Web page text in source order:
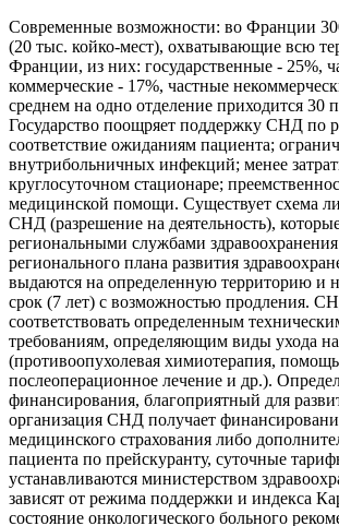
Современные возможности: во Франции
(20 тыс. койко-мест), охватывающие всю
Франции, из них: государственные - 25%,
коммерческие - 17%, частные
среднем на одно отделение приходится 30
Государство поощряет поддержку СНД по
соответствие ожиданиям пациента;
внутрибольничных инфекций; менее
круглосуточном стационаре;
медицинской помощи. Существует схема
СНД (разрешение на деятельность),
региональными службами
регионального плана развития
выдаются на определенную территорию и
срок (7 лет) с возможностью продления.
соответствовать определенным
требованиям, определяющим виды ухода
(противоопухолевая химиотерапия,
послеоперационное лечение и др.).
финансирования, благоприятный для
организация СНД получает
медицинского страхования либо
пациента по прейскуранту, суточные
устанавливаются министерством
зависят от режима поддержки и индекса
состояние онкологического больного